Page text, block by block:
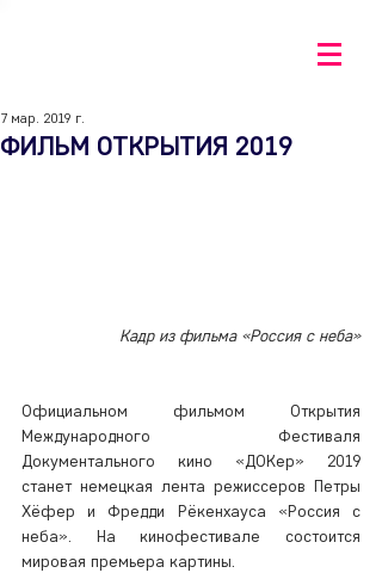
ФИЛЬМ ОТКРЫТИЯ 2019
7 мар. 2019 г.
Кадр из фильма «Россия с неба»
Официальном фильмом Открытия
Международного Фестиваля
Документального кино «ДОКер» 2019
станет немецкая лента режиссеров Петры
Хёфер и Фредди Рёкенхауса «Россия с
неба». На кинофестивале состоится
мировая премьера картины.